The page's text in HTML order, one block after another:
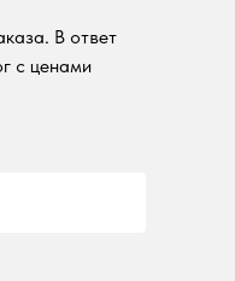
В ответ
с ценами